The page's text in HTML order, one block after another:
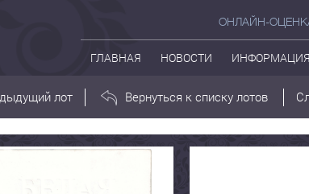
ОНЛАЙН-
ГЛАВНАЯ НОВОСТИ ИНФОРМАЦИЯ
лот Вернуться к списку лотов